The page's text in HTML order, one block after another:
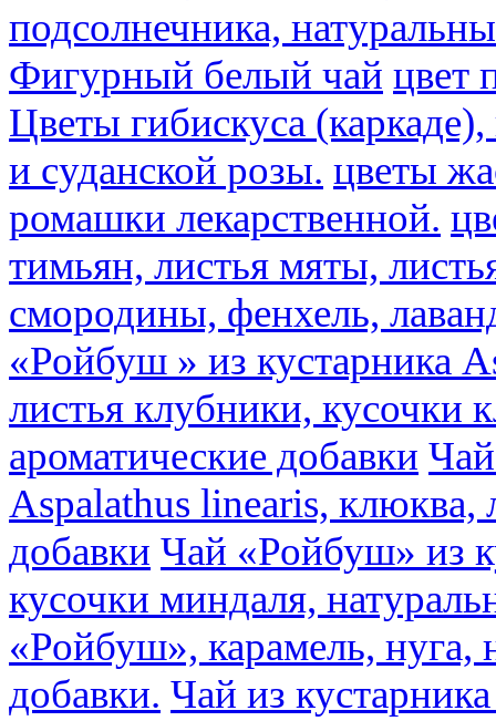
подсолнечника,
Фигурный белый чай цвет
Цветы гибискуса
и суданской розы. цветы
ромашки лекарственной.
тимьян, листья мяты,
смородины, фенхель,
«Ройбуш » из кустарника
листья клубники, кусочки
ароматические добавки
Aspalathus linearis, клюква,
добавки Чай «Ройбуш» из
кусочки миндаля,
«Ройбуш», карамель, нуга,
добавки. Чай из